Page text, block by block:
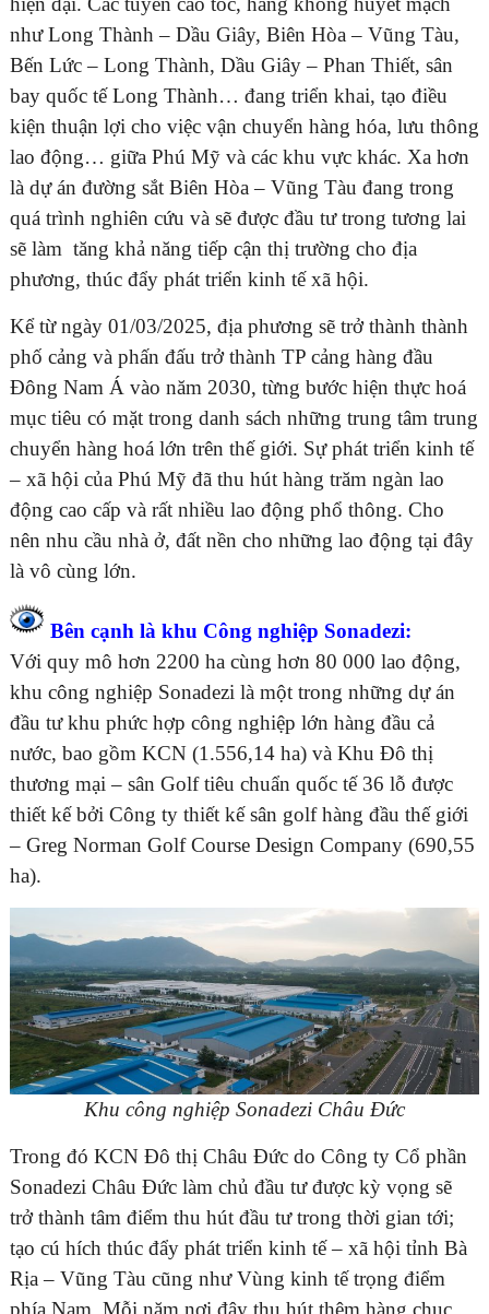
như Long Thành – Dầu Giây, Biên Hòa – Vũng Tàu,
Bến Lức – Long Thành, Dầu Giây – Phan Thiết, sân
bay quốc tế Long Thành… đang triển khai, tạo điều
kiện thuận lợi cho việc vận chuyển hàng hóa, lưu thông
lao động… giữa Phú Mỹ và các khu vực khác. Xa hơn
là dự án đường sắt Biên Hòa – Vũng Tàu đang trong
quá trình nghiên cứu và sẽ được đầu tư trong tương lai
sẽ làm tăng khả năng tiếp cận thị trường cho địa
phương, thúc đẩy phát triển kinh tế xã hội.
Kể từ ngày 01/03/2025, địa phương sẽ trở thành thành
phố cảng và phấn đấu trở thành TP cảng hàng đầu
Đông Nam Á vào năm 2030, từng bước hiện thực hoá
mục tiêu có mặt trong danh sách những trung tâm trung
chuyển hàng hoá lớn trên thế giới. Sự phát triển kinh tế
– xã hội của Phú Mỹ đã thu hút hàng trăm ngàn lao
động cao cấp và rất nhiều lao động phổ thông. Cho
nên nhu cầu nhà ở, đất nền cho những lao động tại đây
là vô cùng lớn.
Bên cạnh là khu Công nghiệp Sonadezi:
Với quy mô hơn 2200 ha cùng hơn 80 000 lao động,
khu công nghiệp Sonadezi là một trong những dự án
đầu tư khu phức hợp công nghiệp lớn hàng đầu cả
nước, bao gồm KCN (1.556,14 ha) và Khu Đô thị
thương mại – sân Golf tiêu chuẩn quốc tế 36 lỗ được
thiết kế bởi Công ty thiết kế sân golf hàng đầu thế giới
– Greg Norman Golf Course Design Company (690,55
ha).
Khu công nghiệp Sonadezi Châu Đức
Trong đó KCN Đô thị Châu Đức do Công ty Cổ phần
Sonadezi Châu Đức làm chủ đầu tư được kỳ vọng sẽ
trở thành tâm điểm thu hút đầu tư trong thời gian tới;
tạo cú hích thúc đẩy phát triển kinh tế – xã hội tỉnh Bà
Rịa – Vũng Tàu cũng như Vùng kinh tế trọng điểm
HOÀN THÀNH
Đăng ký tư vấn trực tiếp 24/7: